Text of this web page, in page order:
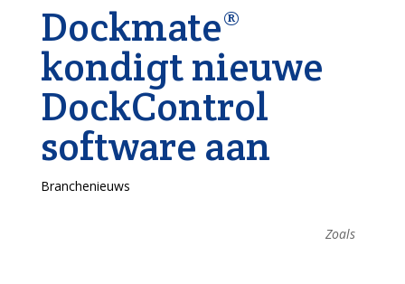
Dockmate®
kondigt nieuwe
DockControl
software aan
Branchenieuws
Zoals